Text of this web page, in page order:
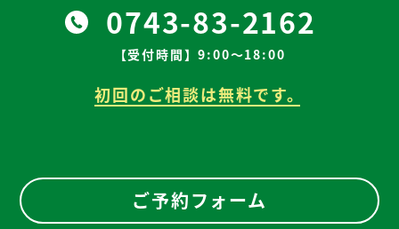
0743-83-2162
【受付時間】9:00～18:00
初回のご相談は無料です。
ご予約フォーム